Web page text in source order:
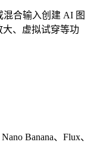
合输入创建 AI 图
、虚拟试穿等功
Banana、Flux、